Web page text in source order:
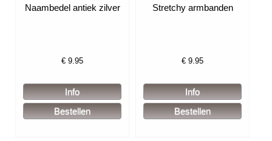
Naambedel antiek zilver
€9.95
Stretchy armbanden
€9.95